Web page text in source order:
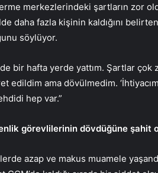
merkezlerindeki şartların zor
daha fazla kişinin kaldığını
söylüyor.
bir hafta yerde yattım. Şartlar
edildim ama dövülmedim.
hep var.”
görevlilerinin dövdüğüne şahit
azap ve makus muamele